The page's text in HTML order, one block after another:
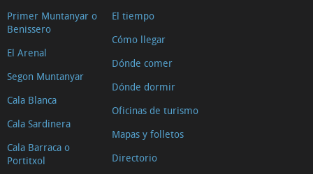
Primer Muntanyar o
Benissero
El Arenal
Segon Muntanyar
Cala Blanca
Cala Sardinera
Cala Barraca o
Portitxol
El tiempo
Cómo llegar
Dónde comer
Dónde dormir
Oficinas de turismo
Mapas y folletos
Directorio